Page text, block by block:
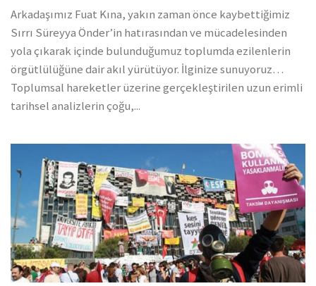
Arkadaşımız Fuat Kına, yakın zaman önce kaybettiğimiz
Sırrı Süreyya Önder’in hatırasından ve mücadelesinden
yola çıkarak içinde bulunduğumuz toplumda ezilenlerin
örgütlülüğüne dair akıl yürütüyor. İlginize sunuyoruz…
Toplumsal hareketler üzerine gerçekleştirilen uzun erimli
tarihsel analizlerin çoğu,...